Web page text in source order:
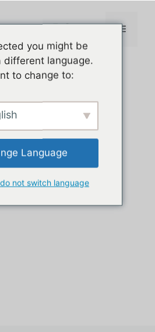
sur PC Menu
you might be
different language.
to change to:
Language
not switch language